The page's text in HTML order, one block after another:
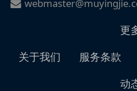
更
关于我们
服务条款
动